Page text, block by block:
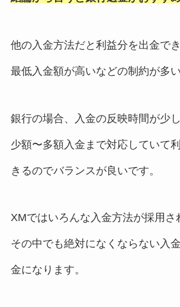
他の入金方法だと利益分を出金で
最低入金額が高いなどの制約が多い
銀行の場合、入金の反映時間が少
少額〜多額入金まで対応していて
きるのでバランスが良いです。
XMではいろんな入金方法が採用さ
その中でも絶対になくならない入
金になります。